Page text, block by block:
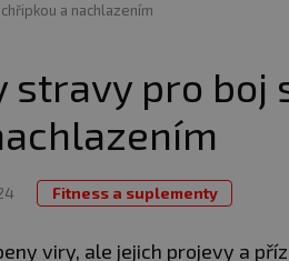
a nachlazením
stravy pro boj
Fitness a suplementy
viry, ale jejich projevy a